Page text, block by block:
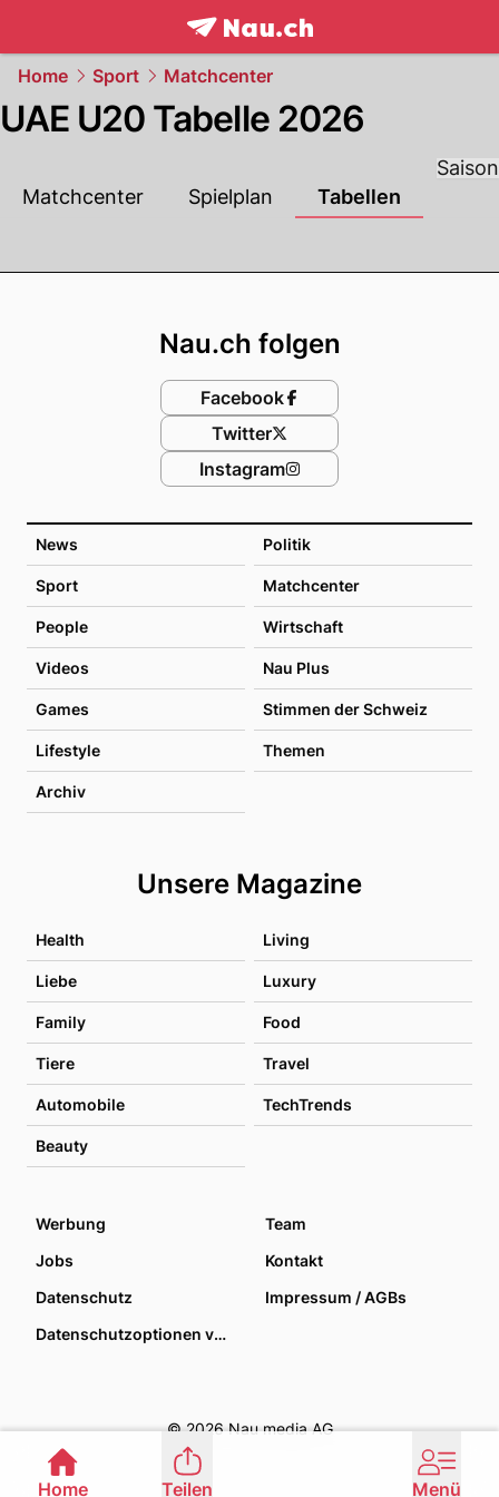
frontpage.NAU.ch
Home Sport Matchcenter
UAE U20 Tabelle 2026
Saison
Matchcenter
Spielplan Tabellen
News Politik
Sport Matchcenter
People Wirtschaft
Videos Nau Plus
Games Stimmen der Schweiz
Lifestyle Themen
Archiv
Unsere Magazine
Health Living
Liebe Luxury
Family Food
Tiere Travel
Automobile TechTrends
Beauty
Nau.ch folgen
Facebook
Twitter
Instagram
Werbung
Team
Jobs
Kontakt
Datenschutz
Impressum / AGBs
Datenschutzoptionen verwalten
© 2026 Nau media AG
Home Teilen Menü